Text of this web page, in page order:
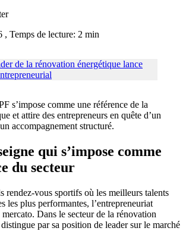
, Temps de lecture: 2 min
s’impose comme une référence de la
et attire des entrepreneurs en quête d’un
accompagnement structuré.
qui s’impose comme
du secteur
rendez-vous sportifs où les meilleurs talents
les plus performantes, l’entrepreneuriat
Dans le secteur de la rénovation
par sa position de leader sur le marché